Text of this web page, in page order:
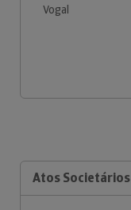
Vogal
Atos Societários